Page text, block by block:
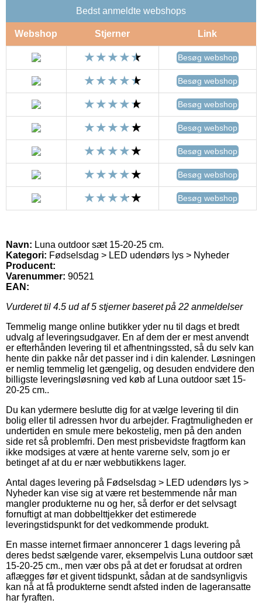
Bedst anmeldte webshops
Webshop Stjerner Link
Besøg webshop
Besøg webshop
Besøg webshop
Besøg webshop
Besøg webshop
Besøg webshop
Besøg webshop
Navn: Luna outdoor sæt 15-20-25 cm.
Kategori: Fødselsdag > LED udendørs lys > Nyheder
Producent:
Varenummer: 90521
EAN:
Vurderet til 4.5 ud af 5 stjerner baseret på 22 anmeldelser
Temmelig mange online butikker yder nu til dags et bredt
udvalg af leveringsudgaver. En af dem der er mest anvendt
er efterhånden levering til et afhentningssted, så du selv kan
hente din pakke når det passer ind i din kalender. Løsningen
er nemlig temmelig let gængelig, og desuden endvidere den
billigste leveringsløsning ved køb af Luna outdoor sæt 15-
20-25 cm..
Du kan ydermere beslutte dig for at vælge levering til din
bolig eller til adressen hvor du arbejder. Fragtmuligheden er
undertiden en smule mere bekostelig, men på den anden
side ret så problemfri. Den mest prisbevidste fragtform kan
ikke modsiges at være at hente varerne selv, som jo er
betinget af at du er nær webbutikkens lager.
Antal dages levering på Fødselsdag > LED udendørs lys >
Nyheder kan vise sig at være ret bestemmende når man
mangler produkterne nu og her, så derfor er det selvsagt
fornuftigt at man dobbelttjekker det estimerede
leveringstidspunkt for det vedkommende produkt.
En masse internet firmaer annoncerer 1 dags levering på
deres bedst sælgende varer, eksempelvis Luna outdoor sæt
15-20-25 cm., men vær obs på at det er forudsat at ordren
aflægges før et givent tidspunkt, sådan at de sandsynligvis
kan nå at få produkterne sendt afsted inden de lageransatte
har fyraften.